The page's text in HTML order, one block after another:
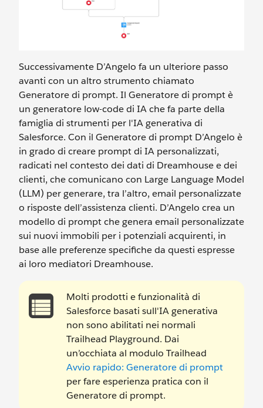
Successivamente D’Angelo fa un ulteriore passo
avanti con un altro strumento chiamato
Generatore di prompt. Il Generatore di prompt è
un generatore low-code di IA che fa parte della
famiglia di strumenti per l'IA generativa di
Salesforce. Con il Generatore di prompt D’Angelo è
in grado di creare prompt di IA personalizzati,
radicati nel contesto dei dati di Dreamhouse e dei
clienti, che comunicano con Large Language Model
(LLM) per generare, tra l’altro, email personalizzate
o risposte dell’assistenza clienti. D’Angelo crea un
modello di prompt che genera email personalizzate
sui nuovi immobili per i potenziali acquirenti, in
base alle preferenze specifiche da questi espresse
ai loro mediatori Dreamhouse.
Molti prodotti e funzionalità di
Salesforce basati sull'IA generativa
non sono abilitati nei normali
Trailhead Playground. Dai
un’occhiata al modulo Trailhead
Avvio rapido: Generatore di prompt
per fare esperienza pratica con il
Generatore di prompt.